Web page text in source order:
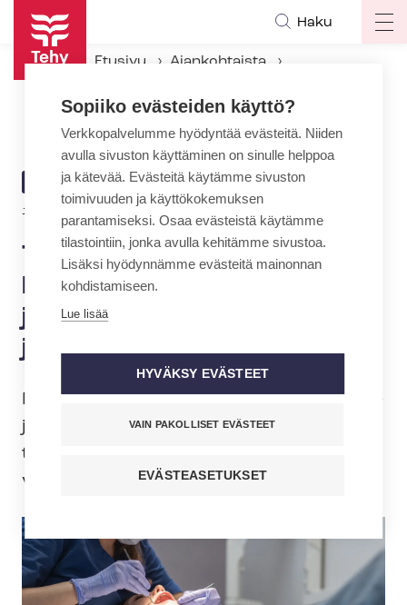
Hyppää
pääsisältöön
Haku
Etusivu
Ajankohtaista
Työ­eh­to­so­pi­mus­neu­vot­te­lut Hammaslääkärien työ­nan­ta­jayh­dis­tyk­sen ja Tehyn välillä jatkuivat
ARTIKKELIN
KATEGORIA
AJANKOHTAISTA
1.3.2024 | 17:22
Työ­eh­to­so­pi­mus­neu­vot­te­lut
Hammaslääkärien työ­nan­ta­
jayh­dis­tyk­sen ja Tehyn välillä
jatkuivat
Neuvottelut Hammaslääkärien työ­nan­ta­
jayh­dis­tyk­sen ja Tehyn välillä etenivät
tänään, kun työnantajapuoli esitteli neu­
vot­te­lu­ta­voit­tei­taan.
Sopiiko evästeiden käyttö?
Verkkopalvelumme hyödyntää evästeitä. Niiden
avulla sivuston käyttäminen on sinulle helppoa
ja kätevää. Evästeitä käytämme sivuston
toimivuuden ja käyttökokemuksen
parantamiseksi. Osaa evästeistä käytämme
tilastointiin, jonka avulla kehitämme sivustoa.
Lisäksi hyödynnämme evästeitä mainonnan
kohdistamiseen.
Lue lisää
HYVÄKSY EVÄSTEET
VAIN PAKOLLISET EVÄSTEET
EVÄSTEASETUKSET